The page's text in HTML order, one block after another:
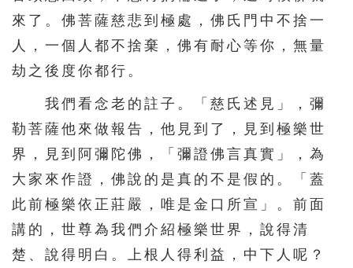
來了。佛菩薩慈悲到極處，佛氏門中不捨一
人，一個人都不捨棄，佛有耐心等你，無量
劫之後度你都行。
我們看念老的註子。「慈氏述見」，彌
勒菩薩他來做報告，他見到了，見到極樂世
界，見到阿彌陀佛，「彌證佛言真實」，為
大家來作證，佛說的是真的不是假的。「蓋
此前極樂依正莊嚴，唯是金口所宣」。前面
講的，世尊為我們介紹極樂世界，說得清
楚、說得明白。上根人得利益，中下人呢？